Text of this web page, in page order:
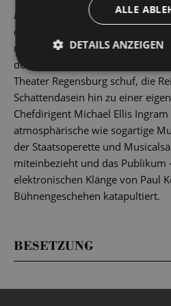
Ich, Eurydike
ist eine tänzerische
der Frau im Schatten des
modernen Tanzabend erzählt
der zuletzt mit
einen
Theater Regensburg schuf, die
Schattendasein hin zu einer
Chefdirigent Michael Ellis
atmosphärische wie sogartige
der Staatsoperette und
miteinbezieht und das Publikum
elektronischen Klänge von Paul
Bühnengeschehen katapultiert.
BESETZUNG
ALLE
DETAILS ANZEIGEN